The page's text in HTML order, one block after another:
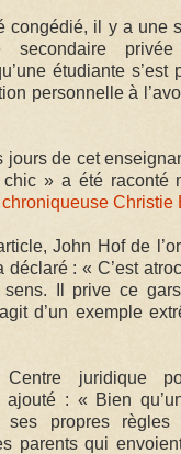
congédié, il y a une
secondaire
étudiante s’est
personnelle à
jours de cet
» a été raconté
chroniqueuse Christie
John Hof de
déclaré : « C’est
Il prive ce
d’un exemple
juridique
ajouté : « Bien
ses propres règles
parents qui